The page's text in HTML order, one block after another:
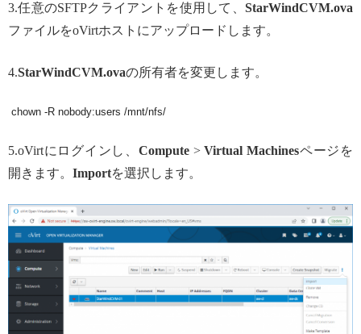
3.任意のSFTPクライアントを使用して、 StarWindCVM.ova
ファイルをoVirtホストにアップロードします。
4.StarWindCVM.ovaの所有者を変更します。
chown -R nobody:users /mnt/nfs/
5.oVirtにログインし、 Compute>Virtual Machinesページを
開きます。 Importを選択します。